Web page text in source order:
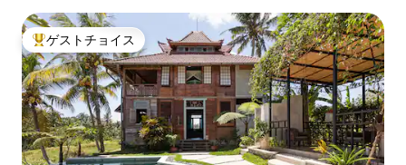
大好評のゲストチョイスです。
ゲストチョイス